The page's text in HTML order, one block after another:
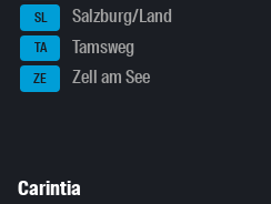
SL Salzburg/Land
TA Tamsweg
ZE Zell am See
Carintia